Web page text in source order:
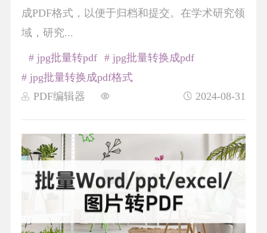
成PDF格式，以便于归档和提交。在学术研究领
域，研究...
PDF编辑器 2024-08-31
# jpg批量转pdf
# jpg批量转换成pdf
# jpg批量转换成pdf格式